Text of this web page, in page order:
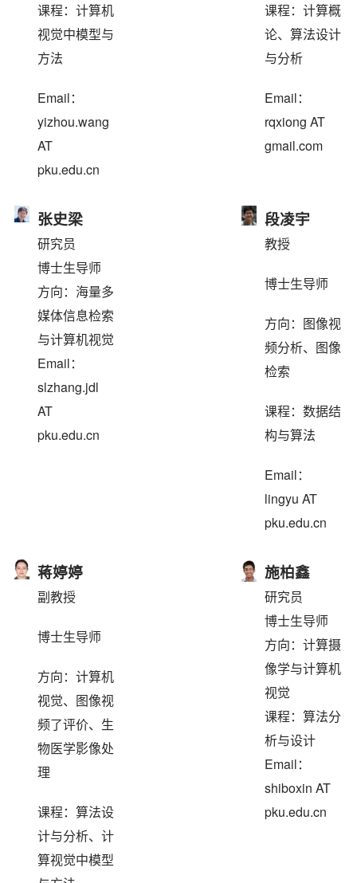
课程：计算机
视觉中模型与
方法
Email：
yizhou.wang
AT
pku.edu.cn
课程：计算概
论、算法设计
与分析
Email：
rqxiong AT
gmail.com
张史梁
研究员
博士生导师
方向：海量多
媒体信息检索
与计算机视觉
Email：
slzhang.jdl
AT
pku.edu.cn
段凌宇
教授
博士生导师
方向：图像视
频分析、图像
检索
课程：数据结
构与算法
Email：
lingyu AT
pku.edu.cn
蒋婷婷
副教授
博士生导师
方向：计算机
视觉、图像视
频了评价、生
物医学影像处
理
课程：算法设
计与分析、计
算视觉中模型
施柏鑫
研究员
博士生导师
方向：计算摄
像学与计算机
视觉
课程：算法分
析与设计
Email：
shiboxin AT
pku.edu.cn